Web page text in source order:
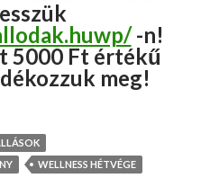
-n!
5000 Ft értékű
meg!
WELLNESS HÉTVÉGE